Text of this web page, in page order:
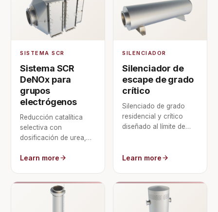
SISTEMA SCR
Sistema SCR
DeNOx para
grupos
electrógenos
Reducción catalítica
selectiva con
dosificación de urea,
y la temperatura del
Learn more
SILENCIADOR
Silenciador de
escape de grado
crítico
Silenciado de grado
residencial y crítico
diseñado al límite de
contrapresión
Learn more